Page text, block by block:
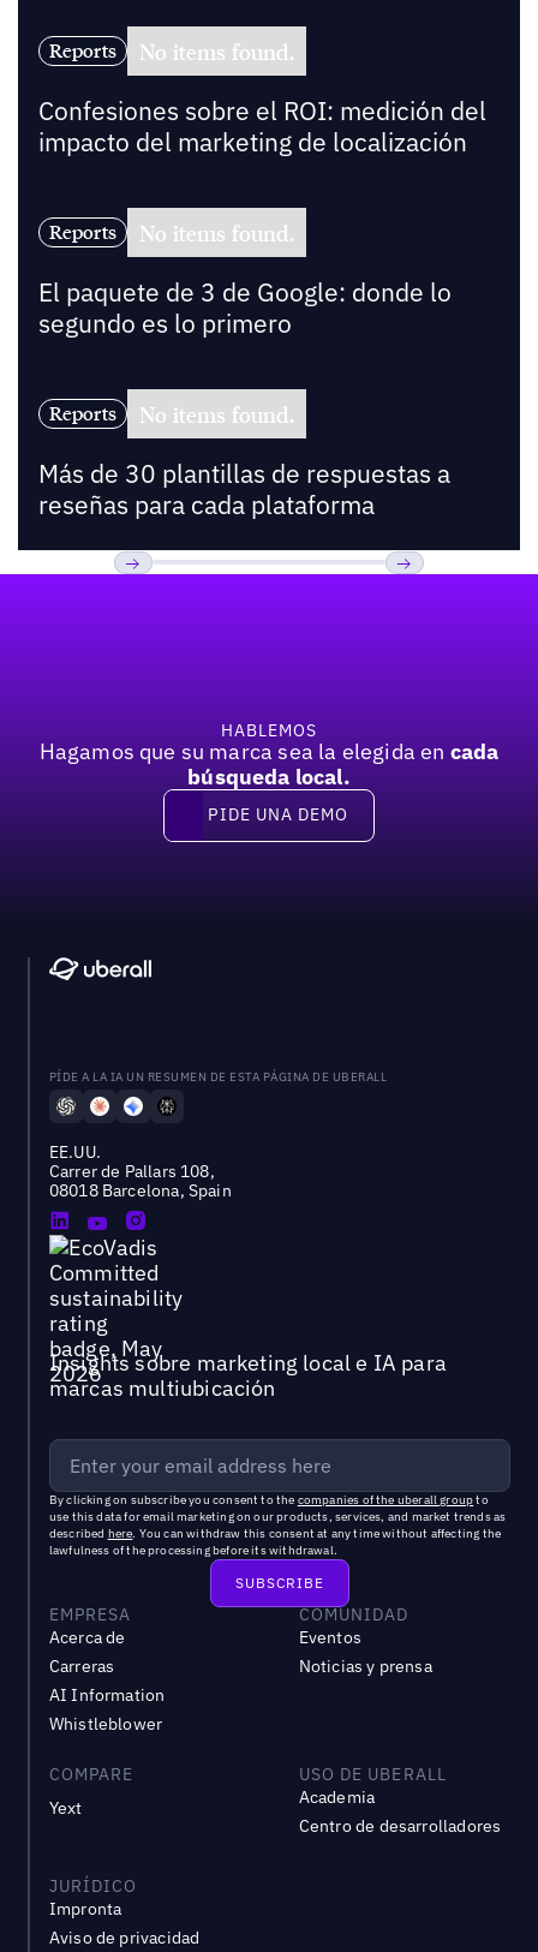
Reports No items found.
Confesiones sobre el ROI: medición del
impacto del marketing de localización
Reports No items found.
El paquete de 3 de Google: donde lo
segundo es lo primero
Reports No items found.
Más de 30 plantillas de respuestas a
reseñas para cada plataforma
HABLEMOS
Hagamos que su marca sea la elegida en cada
búsqueda local.
Pide una demo
PIDE UNA DEMO
PÍDE A LA IA UN RESUMEN DE ESTA PÁGINA DE UBERALL
EE.UU.
Carrer de Pallars 108,
08018 Barcelona, Spain
Insights sobre marketing local e IA para
marcas multiubicación
By clicking on subscribe you consent to the companies of the uberall groupto
use this data for email marketing on our products, services, and market trends as
described here. You can withdraw this consent at any time without affecting the
lawfulness of the processing before its withdrawal.
EMPRESA
Acerca de
Carreras
AI Information
Whistleblower
COMUNIDAD
Eventos
Noticias y prensa
COMPARE
Yext
USO DE UBERALL
Academia
Centro de desarrolladores
JURÍDICO
Impronta
Aviso de privacidad